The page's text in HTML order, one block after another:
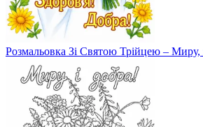
Розмальовка Зі Святою Трійцею – Миру,